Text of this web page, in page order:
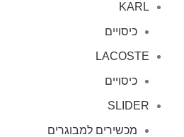
KARL
כיסויים
LACOSTE
כיסויים
SLIDER
מכשירים למבוגרים